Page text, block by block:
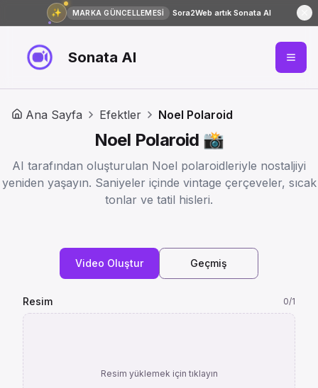
✨ MARKA GÜNCELLEMESİ Sora2Web artık Sonata AI
Sonata AI
Ana Sayfa Efektler Noel Polaroid
Noel Polaroid 📸
AI tarafından oluşturulan Noel polaroidleriyle nostaljiyi
yeniden yaşayın. Saniyeler içinde vintage çerçeveler, sıcak
tonlar ve tatil hisleri.
Video Oluştur Geçmiş
Resim 0/1
Resim yüklemek için tıklayın